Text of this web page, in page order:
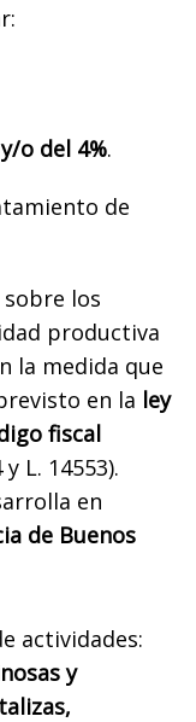
o del 4%.
de
los
productiva
la medida que
en la ley
fiscal
L. 14553).
en
de Buenos
actividades:
y